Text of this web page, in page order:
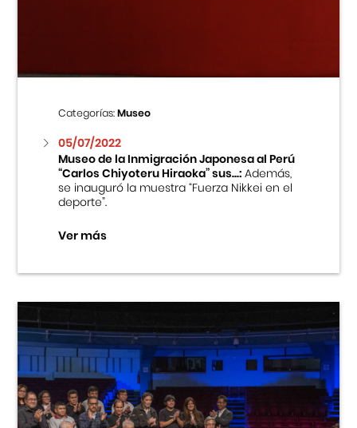
Cursos
Museo de la Inmigración Japonesa
Fondo Editorial
Teatro Peruano Japonés
Categorías:Museo
05/07/2022
Museo de la Inmigración Japonesa al Perú
“Carlos Chiyoteru Hiraoka” sus...:Además,
se inauguró la muestra “Fuerza Nikkei en el
deporte”.
Ver más